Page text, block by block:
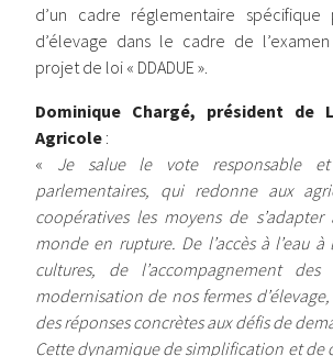
d’un cadre réglementaire
d’élevage dans le cadre de
projet de loi « DDADUE ».
Dominique Chargé, président de
Agricole :
« Je salue le vote responsable et
parlementaires, qui redonne aux
coopératives les moyens de s’adapter
monde en rupture. De l’accès à l’eau
cultures, de l’accompagnement
modernisation de nos fermes
des réponses concrètes aux défis de
Cette dynamique de simplification et